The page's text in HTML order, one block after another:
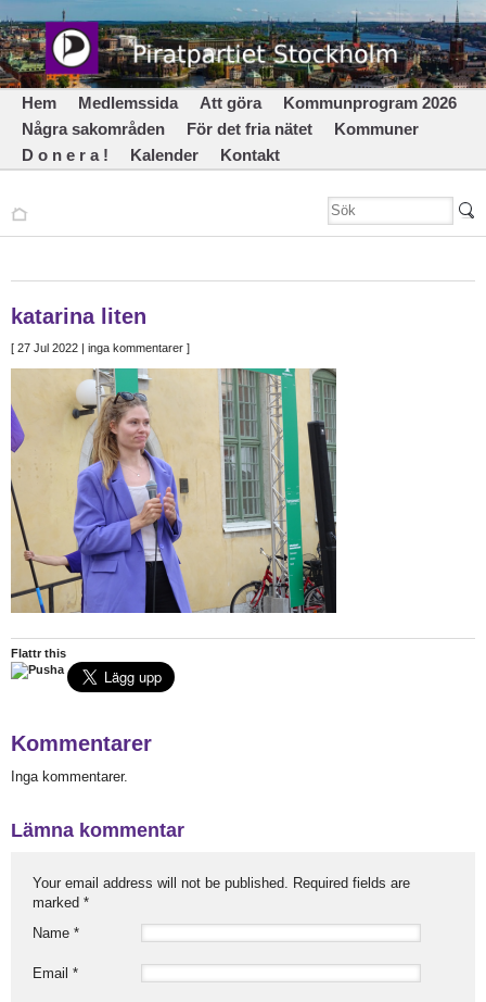
Hem Medlemssida Att göra
Kommunprogram 2026
Några sakområden
För det fria nätet
Kommuner
D o n e r a !
Kalender Kontakt
katarina liten
[ 27 Jul 2022 | inga kommentarer ]
Flattr this
Kommentarer
Inga kommentarer.
Lämna kommentar
Your email address will not be published. Required fields are
marked *
Name *
Email *